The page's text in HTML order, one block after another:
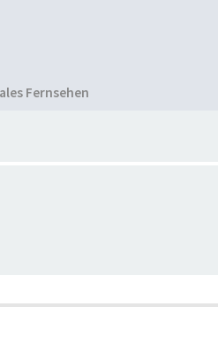
Fernsehen